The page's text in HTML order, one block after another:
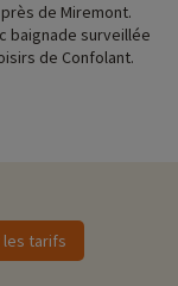
de Miremont.
baignade surveillée
de Confolant.
à la
les tarifs